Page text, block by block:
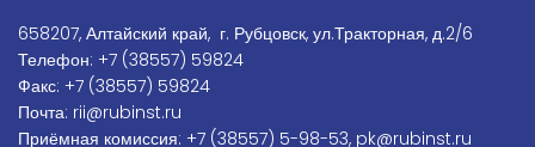
658207, Алтайский край, г. Рубцовск, ул.Тракторная, д.2/6
Телефон: +7 (38557) 59824
Факс: +7 (38557) 59824
Почта: rii@rubinst.ru
Приёмная комиссия: +7 (38557) 5-98-53, pk@rubinst.ru